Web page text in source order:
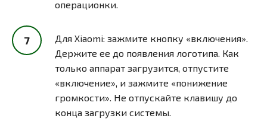
операционки.
Для Xiaomi: зажмите кнопку «включения».
Держите ее до появления логотипа. Как
только аппарат загрузится, отпустите
«включение», и зажмите «понижение
громкости». Не отпускайте клавишу до
конца загрузки системы.